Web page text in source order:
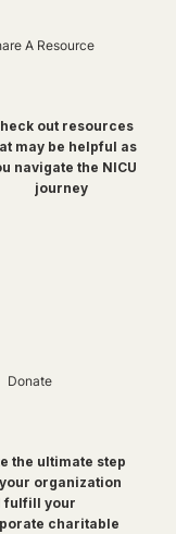
A Resource
out resources
may be helpful as
navigate the NICU
journey
Donate
the ultimate step
organization
fulfill your
charitable